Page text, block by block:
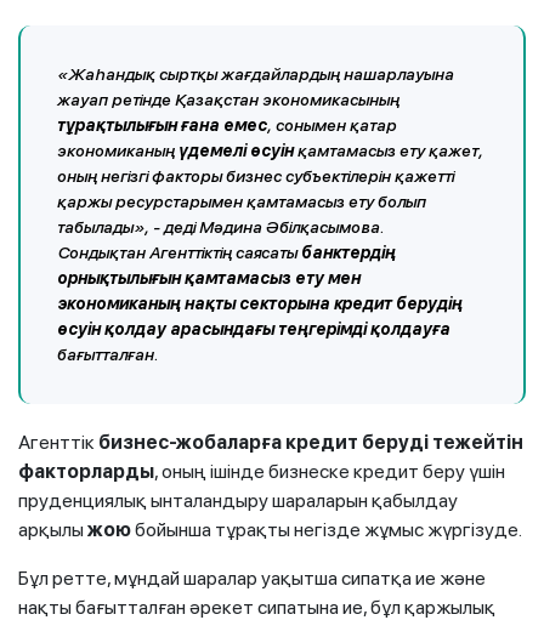
«Жаһандық сыртқы жағдайлардың нашарлауына
жауап ретінде Қазақстан экономикасының
тұрақтылығын ғана емес, сонымен қатар
экономиканың үдемелі өсуінқамтамасыз ету қажет,
оның негізгі факторы бизнес субъектілерін қажетті
қаржы ресурстарымен қамтамасыз ету болып
табылады», - деді Мәдина Әбілқасымова.
Сондықтан Агенттіктің саясатыбанктердің
орнықтылығын қамтамасыз ету мен
экономиканың нақты секторына кредит берудің
өсуін қолдау арасындағы теңгерімді қолдауға
бағытталған.
Агенттік бизнес-жобаларға кредит беруді тежейтін
факторларды, оның ішінде бизнеске кредит беру үшін
пруденциялық ынталандыру шараларын қабылдау
арқылы жоюбойынша тұрақты негізде жұмыс жүргізуде.
Бұл ретте, мұндай шаралар уақытша сипатқа ие және
нақты бағытталған әрекет сипатына ие, бұл қаржылық